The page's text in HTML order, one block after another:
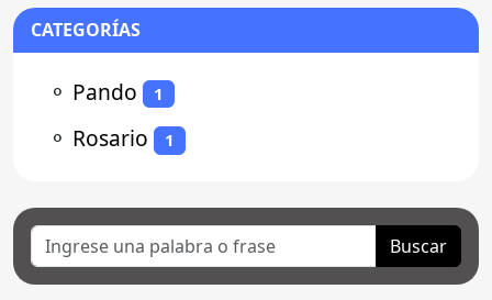
CATEGORÍAS
⚬ Pando 1
⚬ Rosario 1
Buscar